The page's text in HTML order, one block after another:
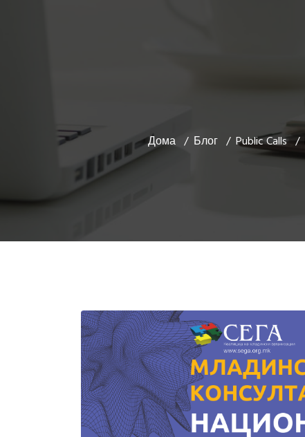
Дома Блог Public Calls